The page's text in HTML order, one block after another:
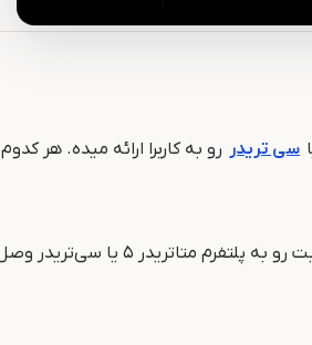
سی تریدر رو به کاربرا ارائه میده. هر
توی این مقاله قراره کامل یاد بگیری چطور نسخه مناسب رو دانلود